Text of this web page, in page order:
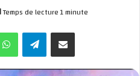
Temps de lecture 1 minute
Telegram